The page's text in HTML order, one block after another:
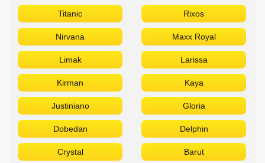
Titanic Rixos
Nirvana Maxx Royal
Limak Larissa
Kirman Kaya
Justiniano Gloria
Dobedan Delphin
Crystal Barut